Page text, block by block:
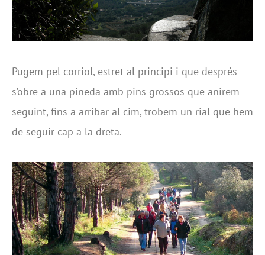
Pugem pel corriol, estret al principi i que després
s’obre a una pineda amb pins grossos que anirem
seguint, fins a arribar al cim, trobem un rial que hem
de seguir cap a la dreta.